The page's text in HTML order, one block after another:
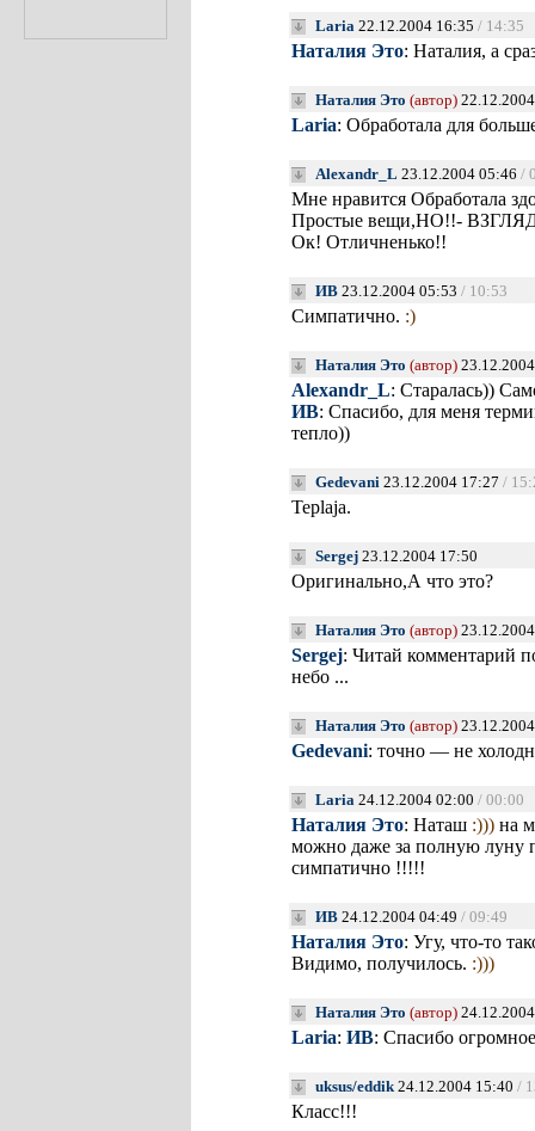
Laria 22.12.2004 16:35 / 14:35
Наталия Это: Наталия, а
Наталия Это (автор)
Laria: Обработала для
Alexandr_L 23.12.2004 05:46 /
Мне нравится Обработала
Простые вещи,НО!!-
Ок! Отличненько!!
ИВ 23.12.2004 05:53 / 10:53
Симпатично. :)
Наталия Это (автор)
Alexandr_L: Старалась))
ИВ: Спасибо, для меня
тепло))
Gedevani 23.12.2004 17:27 /
Teplaja.
Sergej 23.12.2004 17:50
Оригинально,А что это?
Наталия Это (автор)
Sergej: Читай комментарий
небо ...
Наталия Это (автор)
Gedevani: точно — не
Laria 24.12.2004 02:00 / 00:00
Наталия Это: Наташ :))) на
можно даже за полную луну
симпатично !!!!!
ИВ 24.12.2004 04:49 / 09:49
Наталия Это: Угу, что-то
Видимо, получилось. :)))
Наталия Это (автор)
Laria: ИВ: Спасибо
uksus/eddik24.12.2004 15:40 /
Класс!!!